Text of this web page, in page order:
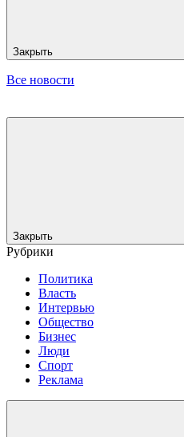
Закрыть
Все новости
Закрыть
Рубрики
Политика
Власть
Интервью
Общество
Бизнес
Люди
Спорт
Реклама